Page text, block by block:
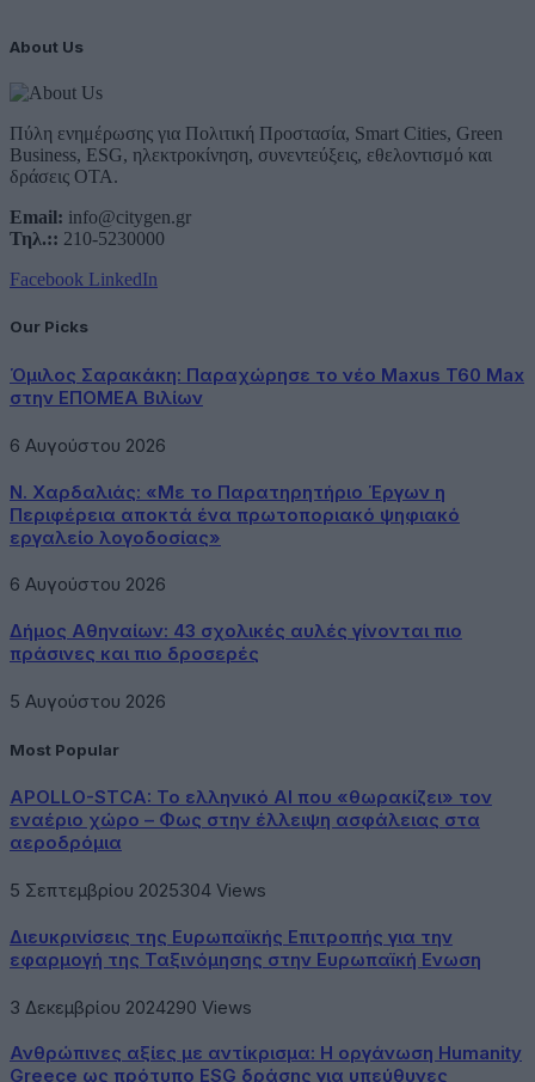
About Us
Πύλη ενημέρωσης για Πολιτική Προστασία, Smart Cities, Green
Business, ESG, ηλεκτροκίνηση, συνεντεύξεις, εθελοντισμό και
δράσεις ΟΤΑ.
Email: info@citygen.gr
Τηλ.:: 210-5230000
Facebook LinkedIn
Our Picks
Όμιλος Σαρακάκη: Παραχώρησε το νέο Maxus T60 Max
στην ΕΠΟΜΕΑ Βιλίων
6 Αυγούστου 2026
Ν. Χαρδαλιάς: «Με το Παρατηρητήριο Έργων η
Περιφέρεια αποκτά ένα πρωτοποριακό ψηφιακό
εργαλείο λογοδοσίας»
6 Αυγούστου 2026
Δήμος Αθηναίων: 43 σχολικές αυλές γίνονται πιο
πράσινες και πιο δροσερές
5 Αυγούστου 2026
Most Popular
APOLLO-STCA: Το ελληνικό AI που «θωρακίζει» τον
εναέριο χώρο – Φως στην έλλειψη ασφάλειας στα
αεροδρόμια
5 Σεπτεμβρίου 2025304 Views
Διευκρινίσεις της Ευρωπαϊκής Επιτροπής για την
εφαρμογή της Ταξινόμησης στην Ευρωπαϊκή Ενωση
3 Δεκεμβρίου 2024290 Views
Ανθρώπινες αξίες με αντίκρισμα: Η οργάνωση Humanity
Greece ως πρότυπο ESG δράσης για υπεύθυνες